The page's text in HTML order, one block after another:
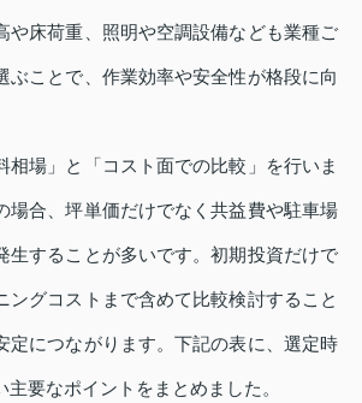
や床荷重、照明や空調設備なども業種ご
ぶことで、作業効率や安全性が格段に向
相場」と「コスト面での比較」を行いま
場合、坪単価だけでなく共益費や駐車場
生することが多いです。初期投資だけで
ングコストまで含めて比較検討すること
定につながります。下記の表に、選定時
要なポイントをまとめました。